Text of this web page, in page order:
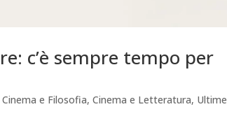
c’è sempre tempo per
Cinema e Filosofia,Cinema e Letteratura, Ultime